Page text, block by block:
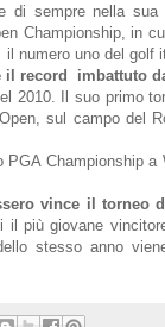
di sempre nella
Championship, in
numero uno del golf
il record imbattuto
2010. Il suo primo
sul campo del
Championship
vince il torneo
più giovane
stesso anno